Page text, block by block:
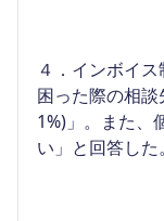
４．インボイス
困った際の相
1%)」。また、
い」と回答した。